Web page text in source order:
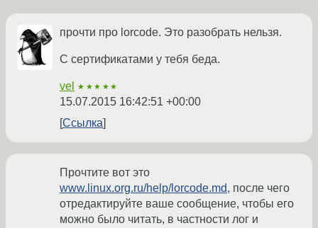
прочти про lorcode. Это разобрать нельзя.
С сертификатами у тебя беда.
vel ★★★★★
15.07.2015 16:42:51 +00:00
Ссылка
Прочтите вот это
www.linux.org.ru/help/lorcode.md, после чего
отредактируйте ваше сообщение, чтобы его
можно было читать, в частности лог и